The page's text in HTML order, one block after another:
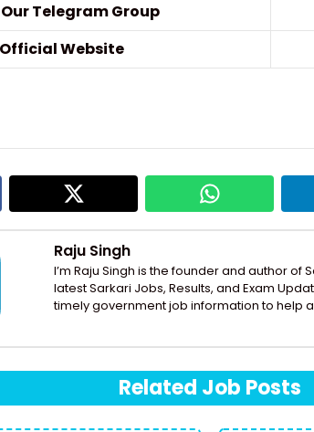
Telegram Group
Official Website
Raju Singh
I’m Raju Singh is the founder and author of
latest Sarkari Jobs, Results, and Exam
timely government job information to help
Related Job Posts